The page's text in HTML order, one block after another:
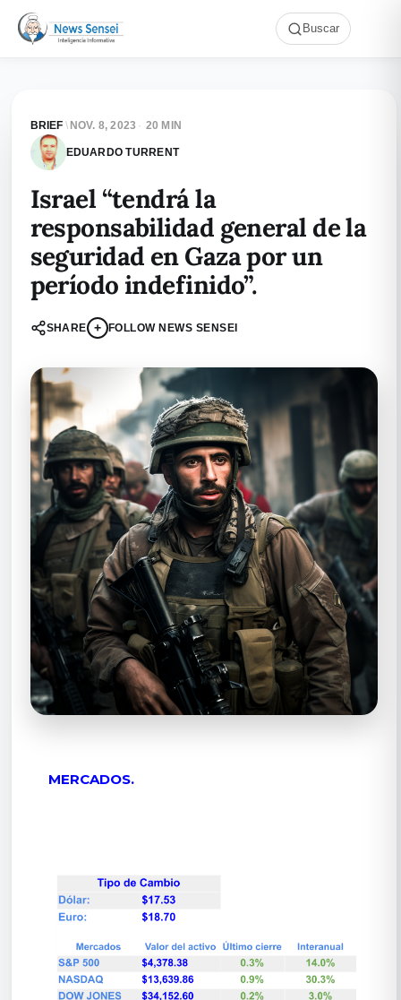
Buscar
BRIEF \ NOV. 8, 2023 · 20 MIN
EDUARDO TURRENT
Israel “tendrá la
responsabilidad general de la
seguridad en Gaza por un
período indefinido”.
SHARE + FOLLOW NEWS SENSEI
MERCADOS.